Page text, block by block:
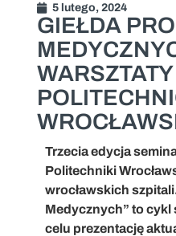
5 lutego, 2024
GIEŁDA
Trzecia edycja
Politechniki
wrocławskich
Medycznych” to cykl
celu prezentację